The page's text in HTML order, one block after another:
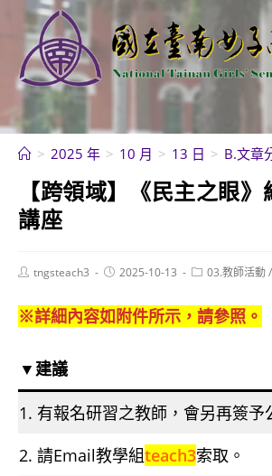
內
> 2025 年 > 10 月 > 13 日 > B.文章
【跨領域】《民主之眼
講座
Posttngsteach3
Post2025-10-13
Post03.教師活動/
※詳細內容如附件所示，請參照。
▼建議
1. 有報名研習之教師，會另再簽予
2. 請Email教學組teach3索取。